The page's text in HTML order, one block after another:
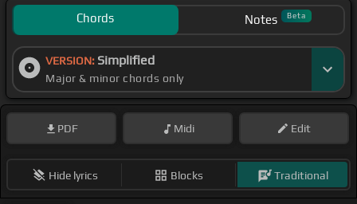
Chords Notes Beta
VERSION: Simplified
Major & minor chords only
PDF Midi Edit
Hide lyrics Blocks Traditional